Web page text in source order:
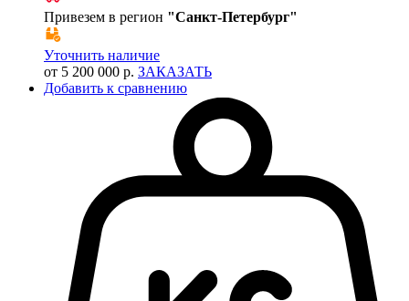
Привезем в регион "Санкт-Петербург"
Уточнить наличие
от 5 200 000 р. ЗАКАЗАТЬ
Добавить к сравнению